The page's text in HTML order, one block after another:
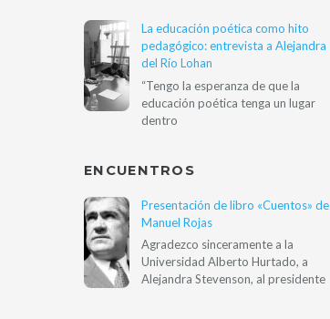
La educación poética como hito
pedagógico: entrevista a Alejandra
del Río Lohan
“Tengo la esperanza de que la
educación poética tenga un lugar
dentro
ENCUENTROS
Presentación de libro «Cuentos» de
Manuel Rojas
Agradezco sinceramente a la
Universidad Alberto Hurtado, a
Alejandra Stevenson, al presidente